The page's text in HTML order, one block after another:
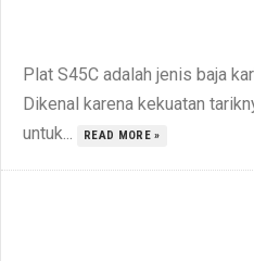
Plat S45C adalah jenis baja
Dikenal karena kekuatan
untuk...
READ MORE »